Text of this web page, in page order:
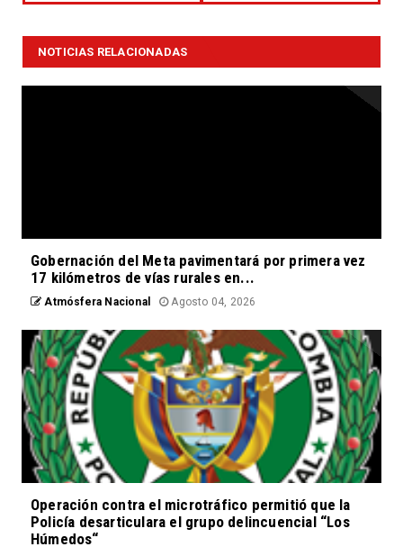
NOTICIAS RELACIONADAS
Gobernación del Meta pavimentará por primera vez
17 kilómetros de vías rurales en...
Atmósfera Nacional Agosto 04, 2026
Operación contra el microtráfico permitió que la
Policía desarticulara el grupo delincuencial “Los
Húmedos“